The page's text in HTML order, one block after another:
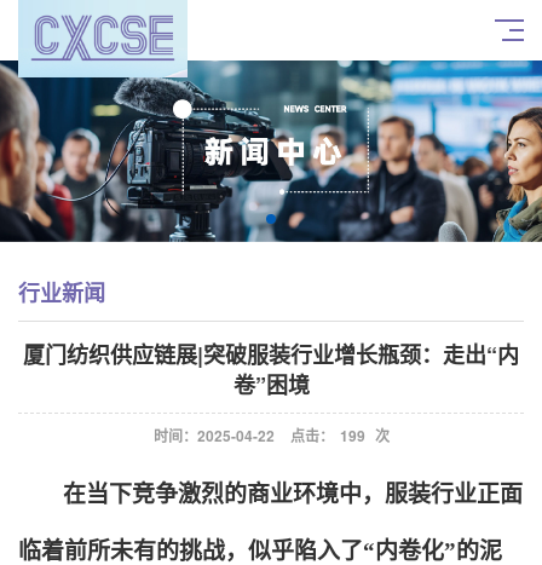
行业新闻
厦门纺织供应链展|突破服装行业增长瓶颈：走出“内
卷”困境
时间：2025-04-22 点击： 199 次
在当下竞争激烈的商业环境中，服装行业正面
临着前所未有的挑战，似乎陷入了“内卷化”的泥